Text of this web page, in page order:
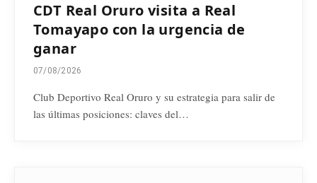
CDT Real Oruro visita a Real
Tomayapo con la urgencia de
ganar
07/08/2026
Club Deportivo Real Oruro y su estrategia para salir de
las últimas posiciones: claves del…